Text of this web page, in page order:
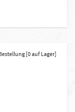
[0 auf Lager]